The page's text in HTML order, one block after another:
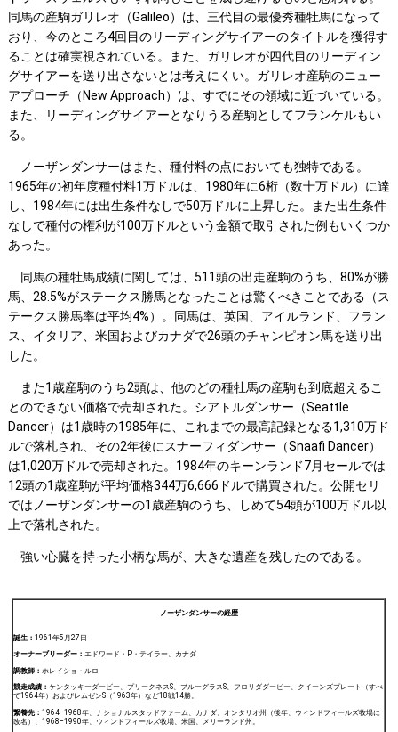
同馬の産駒ガリレオ（Galileo）は、三代目の最優秀種牡馬になって
おり、今のところ4回目のリーディングサイアーのタイトルを獲得す
ることは確実視されている。また、ガリレオが四代目のリーディン
グサイアーを送り出さないとは考えにくい。ガリレオ産駒のニュー
アプローチ（New Approach）は、すでにその領域に近づいている。
また、リーディングサイアーとなりうる産駒としてフランケルもい
る。
ノーザンダンサーはまた、種付料の点においても独特である。
1965年の初年度種付料1万ドルは、1980年に6桁（数十万ドル）に達
し、1984年には出生条件なしで50万ドルに上昇した。また出生条件
なしで種付の権利が100万ドルという金額で取引された例もいくつか
あった。
同馬の種牡馬成績に関しては、511頭の出走産駒のうち、80%が勝
馬、28.5%がステークス勝馬となったことは驚くべきことである（ス
テークス勝馬率は平均4%）。同馬は、英国、アイルランド、フラン
ス、イタリア、米国およびカナダで26頭のチャンピオン馬を送り出
した。
また1歳産駒のうち2頭は、他のどの種牡馬の産駒も到底超えるこ
とのできない価格で売却された。シアトルダンサー（Seattle
Dancer）は1歳時の1985年に、これまでの最高記録となる1,310万ド
ルで落札され、その2年後にスナーフィダンサー（Snaafi Dancer）
は1,020万ドルで売却された。1984年のキーンランド7月セールでは
12頭の1歳産駒が平均価格344万6,666ドルで購買された。公開セリ
ではノーザンダンサーの1歳産駒のうち、しめて54頭が100万ドル以
上で落札された。
強い心臓を持った小柄な馬が、大きな遺産を残したのである。
ノーザンダンサーの経歴
誕生：1961年5月27日
オーナーブリーダー：エドワード・P・テイラー、カナダ
調教師： ホレイショ・ルロ
競走成績：ケンタッキーダービー、プリークネスS、ブルーグラスS、フロリダダービー、クイーンズプレート（すべ
て1964年）およびレムゼンS（1963年）など18戦14勝。
繋養先：1964‒1968年、ナショナルスタッドファーム、カナダ、オンタリオ州（後年、ウィンドフィールズ牧場に
改名）、1968‒1990年、ウィンドフィールズ牧場、米国、メリーランド州。